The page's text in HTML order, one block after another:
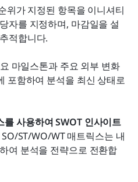
위가 지정된 항목을 이니셔티
자를 지정하며, 마감일을 설
적합니다.
마일스톤과 주요 외부 변화
포함하여 분석을 최신 상태로
사용하여 SWOT 인사이트
SO/ST/WO/WT 매트릭스는 내
여 분석을 전략으로 전환합